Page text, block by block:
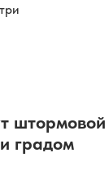
штормовой
градом